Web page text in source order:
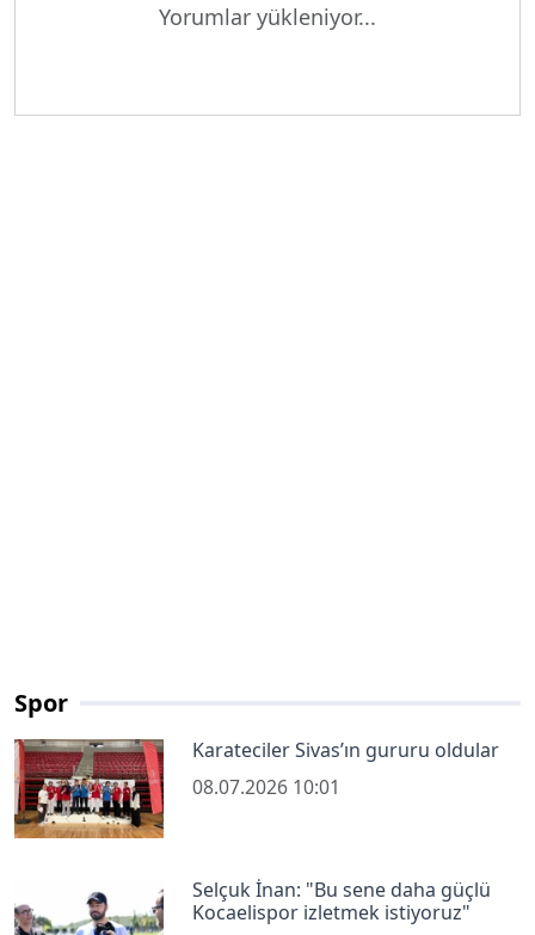
Yorumlar yükleniyor...
Spor
Karateciler Sivas’ın gururu oldular
08.07.2026 10:01
Selçuk İnan: "Bu sene daha güçlü
Kocaelispor izletmek istiyoruz"